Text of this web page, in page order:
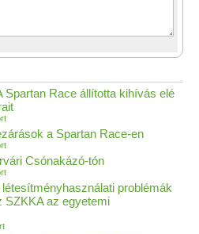
Spartan Race állította kihívás elé
a Spartan Race-en
Csónakázó-tón
problémák
SZKKA az egyetemi